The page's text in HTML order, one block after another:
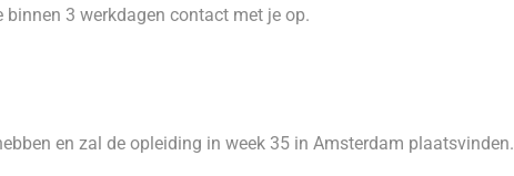
3 werkdagen contact met je op.
en zal de opleiding in week 35 in Amsterdam plaatsvinden.